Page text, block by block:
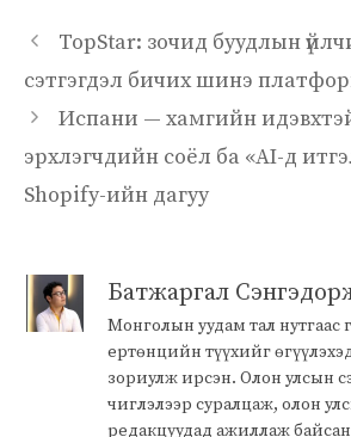
TopStar: зочид буудлын
сэтгэгдэл бичих шинэ
Испани — хамгийн
эрхлэгчдийн соёл ба «AI-д
Shopify-ийн дагуу
Батжаргал
Монголын уудам тал нутгаас
ертөнцийн түүхийг
зориулж ирсэн. Олон улсын
чиглэлээр суралцаж, олон
редакцуудад ажиллаж